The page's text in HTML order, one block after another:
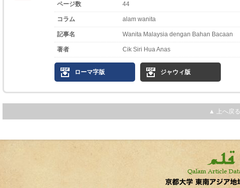
ページ数 44
コラム alam wanita
記事名 Wanita Malaysia dengan Bahan Bacaan
著者 Cik Siri Hua Anas
ローマ字版 ジャウィ版
▲ 上へ戻る